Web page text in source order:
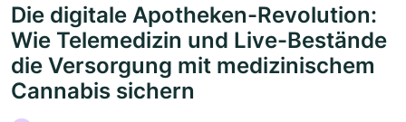
Die digitale Apotheken-Revolution:
Wie Telemedizin und Live-Bestände
die Versorgung mit medizinischem
Cannabis sichern